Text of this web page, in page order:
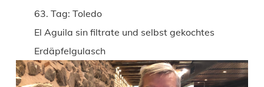
63. Tag: Toledo
El Aguila sin filtrate und selbst gekochtes
Erdäpfelgulasch